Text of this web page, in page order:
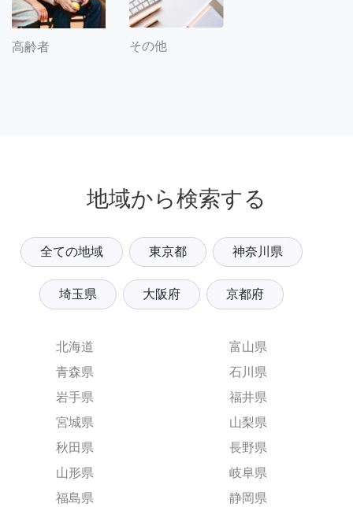
高齢者 その他
地域から検索する
全ての地域 東京都 神奈川県
埼玉県 大阪府 京都府
北海道
青森県
岩手県
宮城県
秋田県
山形県
福島県
富山県
石川県
福井県
山梨県
長野県
岐阜県
静岡県